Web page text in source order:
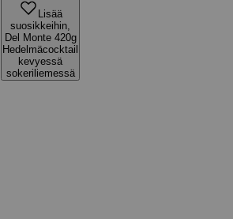
Lisää
suosikkeihin,
Del Monte 420g
Hedelmäcocktail
kevyessä
sokeriliemessä